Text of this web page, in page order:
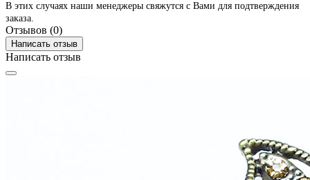
В этих случаях наши менеджеры свяжутся с Вами для подтверждения
заказа.
Отзывов (0)
Написать отзыв
Написать отзыв